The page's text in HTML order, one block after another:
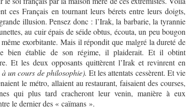
ces Français en tournant leurs bérets entre leurs doigts,
illusion. Pensez donc : l’Irak, la barbarie, la tyrannie
au cuir épais de séide obtus, écouta, un peu bougon
exorbitante. Mais il répondit que malgré la dureté de
bien établie de son régime, il plaiderait. Et il obtint
Et les deux opposants quittèrent l’Irak et revinrent en
un cours de philosophie). Et les attentats cessèrent. Et vie
le métro, allaient au restaurant, faisaient des courses,
qui plus tard cracheront leur venin, manière à eux
le dernier des « caïmans ».